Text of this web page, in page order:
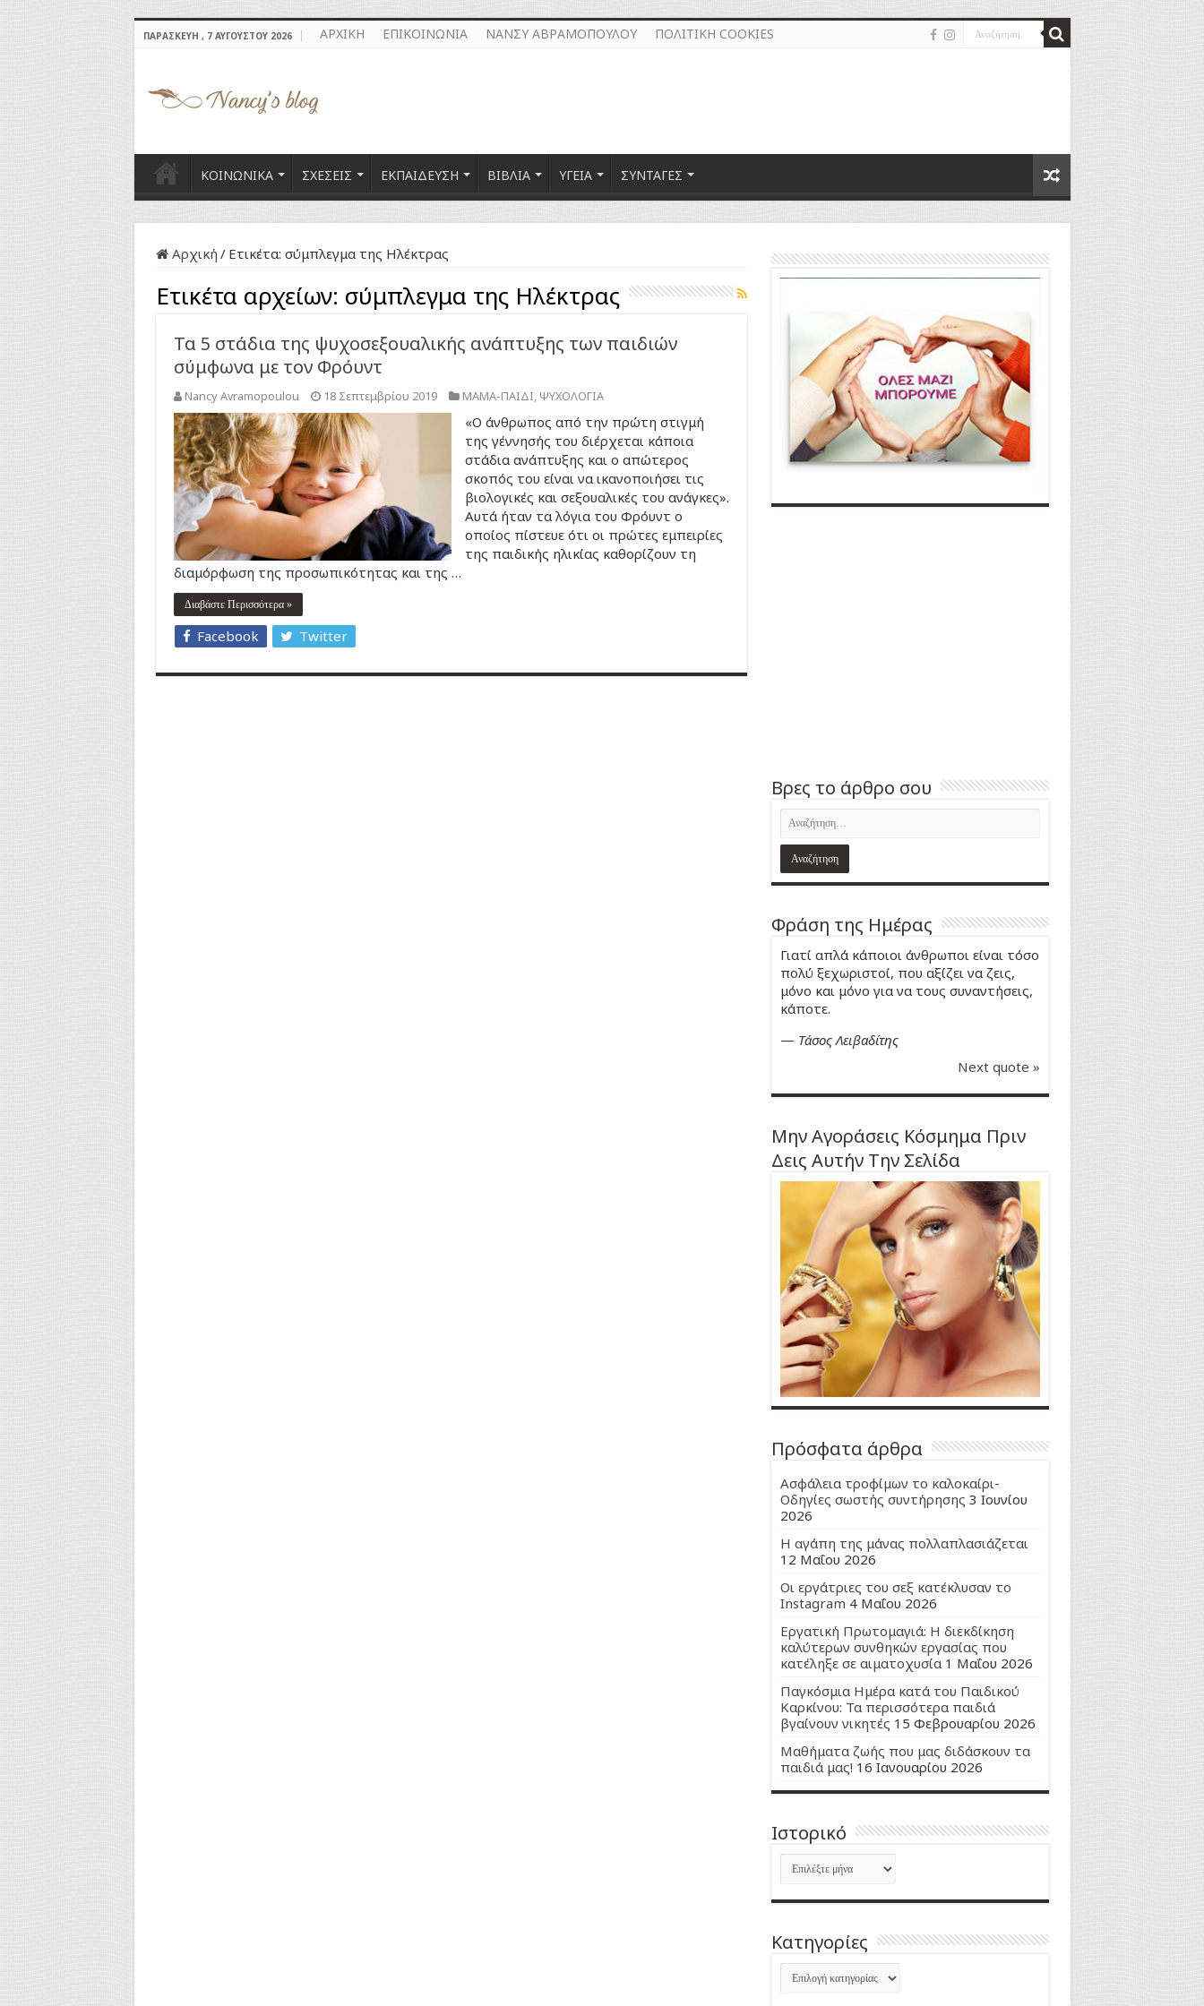
ΠΑΡΑΣΚΕΥΉ , 7 ΑΥΓΟΎΣΤΟΥ 2026 ΑΡΧΙΚΗ ΕΠΙΚΟΙΝΩΝΙΑ ΝΑΝΣΥ ΑΒΡΑΜΟΠΟΥΛΟΥ ΠΟΛΙΤΙΚΗ COOKIES
ΚΟΙΝΩΝΙΚΑ ΣΧΕΣΕΙΣ ΕΚΠΑΙΔΕΥΣΗ ΒΙΒΛΙΑ ΥΓΕΙΑ ΣΥΝΤΑΓΕΣ
Αρχική / Ετικέτα: σύμπλεγμα της Ηλέκτρας
Ετικέτα αρχείων: σύμπλεγμα της Ηλέκτρας
Τα 5 στάδια της ψυχοσεξουαλικής ανάπτυξης των παιδιών
σύμφωνα με τον Φρόυντ
Nancy Avramopoulou 18 Σεπτεμβρίου 2019 ΜΑΜΑ-ΠΑΙΔΙ, ΨΥΧΟΛΟΓΙΑ
«Ο άνθρωπος από την πρώτη στιγμή
της γέννησής του διέρχεται κάποια
στάδια ανάπτυξης και ο απώτερος
σκοπός του είναι να ικανοποιήσει τις
βιολογικές και σεξουαλικές του ανάγκες».
Αυτά ήταν τα λόγια του Φρόυντ ο
οποίος πίστευε ότι οι πρώτες εμπειρίες
της παιδικής ηλικίας καθορίζουν τη
διαμόρφωση της προσωπικότητας και της …
Διαβάστε Περισσότερα »
Facebook Twitter
Βρες το άρθρο σου
Φράση της Ημέρας
Γιατί απλά κάποιοι άνθρωποι είναι τόσο
πολύ ξεχωριστοί, που αξίζει να ζεις,
μόνο και μόνο για να τους συναντήσεις,
κάποτε.
— Τάσος Λειβαδίτης
Next quote »
Μην Αγοράσεις Κόσμημα Πριν
Δεις Αυτήν Την Σελίδα
Πρόσφατα άρθρα
Ασφάλεια τροφίμων το καλοκαίρι-
Οδηγίες σωστής συντήρησης 3 Ιουνίου
2026
Η αγάπη της μάνας πολλαπλασιάζεται
12 Μαΐου 2026
Οι εργάτριες του σεξ κατέκλυσαν το
Instagram 4 Μαΐου 2026
Εργατική Πρωτομαγιά: Η διεκδίκηση
καλύτερων συνθηκών εργασίας που
κατέληξε σε αιματοχυσία 1 Μαΐου 2026
Παγκόσμια Ημέρα κατά του Παιδικού
Καρκίνου: Τα περισσότερα παιδιά
βγαίνουν νικητές 15 Φεβρουαρίου 2026
Μαθήματα ζωής που μας διδάσκουν τα
παιδιά μας! 16 Ιανουαρίου 2026
Ιστορικό
Ιστορικό
Kατηγορίες
Kατηγορίες